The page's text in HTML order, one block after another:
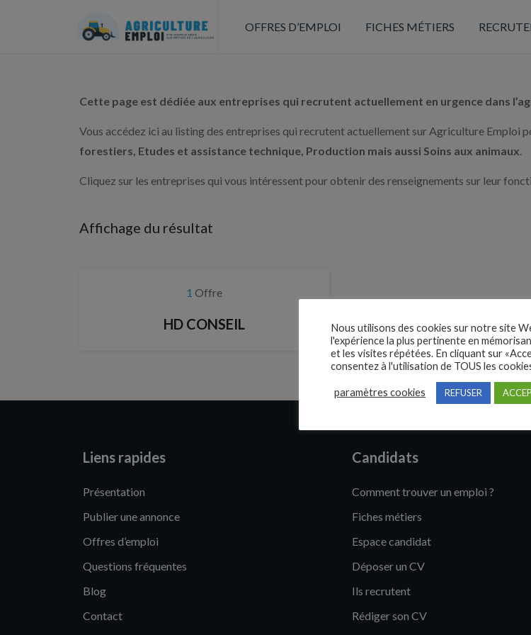
OFFRES D’EMPLOI FICHES MÉTIERS
Cette page est dédiée aux entreprises qui recrutent actuellement en urgence dans
Vous accédez ici au listing des entreprises qui recrutent actuellement sur Agriculture Emploi
forestiers, Etudes et assistance technique, Production mais aussi Soins aux animaux.
Cliquez sur les entreprises qui vous intéressent pour obtenir des renseignements sur leur
Affichage du résultat
1 Offre
HD CONSEIL
Liens rapides
Présentation
Publier une annonce
Offres d’emploi
Questions fréquentes
Blog
Contact
Candidats
Comment trouver un emploi ?
Fiches métiers
Espace candidat
Déposer un CV
Ils recrutent
Rédiger son CV
Nous utilisons des cookies sur notre site
l'expérience la plus pertinente en
et les visites répétées. En cliquant sur
consentez à l'utilisation de TOUS les
paramètres cookies REFUSER